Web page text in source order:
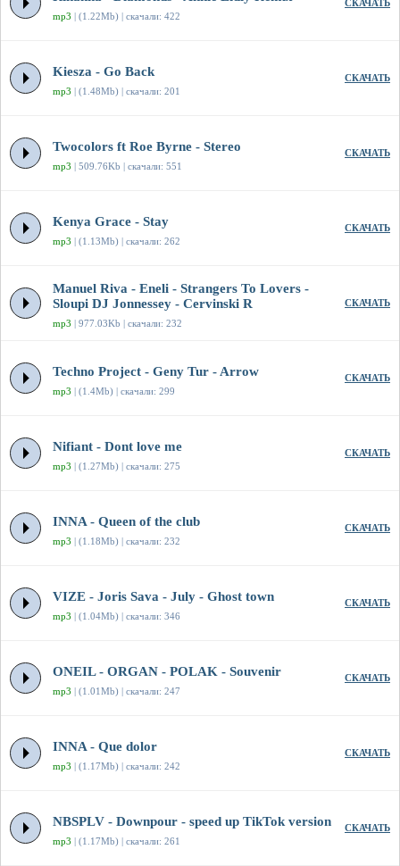
mp3 | (1.22Mb) | скачали: 422
СКАЧАТЬ
Kiesza - Go Back
mp3 | (1.48Mb) | скачали: 201
СКАЧАТЬ
Twocolors ft Roe Byrne - Stereo
mp3 | 509.76Kb | скачали: 551
СКАЧАТЬ
Kenya Grace - Stay
mp3 | (1.13Mb) | скачали: 262
СКАЧАТЬ
Manuel Riva - Eneli - Strangers To Lovers -
Sloupi DJ Jonnessey - Cervinski R
mp3 | 977.03Kb | скачали: 232
СКАЧАТЬ
Techno Project - Geny Tur - Arrow
mp3 | (1.4Mb) | скачали: 299
СКАЧАТЬ
Nifiant - Dont love me
mp3 | (1.27Mb) | скачали: 275
СКАЧАТЬ
INNA - Queen of the club
mp3 | (1.18Mb) | скачали: 232
СКАЧАТЬ
VIZE - Joris Sava - July - Ghost town
mp3 | (1.04Mb) | скачали: 346
СКАЧАТЬ
ONEIL - ORGAN - POLAK - Souvenir
mp3 | (1.01Mb) | скачали: 247
СКАЧАТЬ
INNA - Que dolor
mp3 | (1.17Mb) | скачали: 242
СКАЧАТЬ
NBSPLV - Downpour - speed up TikTok version
mp3 | (1.17Mb) | скачали: 261
СКАЧАТЬ